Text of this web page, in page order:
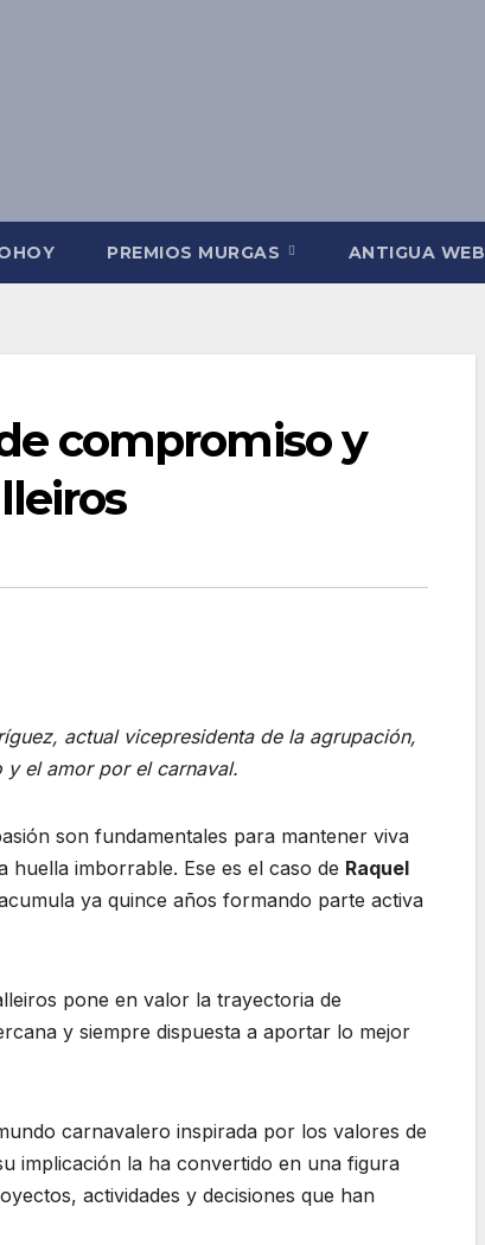
PREMIOS MURGAS ANTIGUA WEB
compromiso y
actual vicepresidenta de la agrupación,
el amor por el carnaval.
son fundamentales para mantener viva
imborrable. Ese es el caso de Raquel
ya quince años formando parte activa
pone en valor la trayectoria de
y siempre dispuesta a aportar lo mejor
carnavalero inspirada por los valores de
implicación la ha convertido en una figura
actividades y decisiones que han